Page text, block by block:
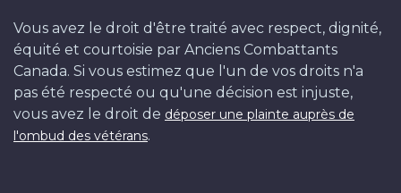
Vous avez le droit d'être traité avec respect, dignité,
équité et courtoisie par Anciens Combattants
Canada. Si vous estimez que l'un de vos droits n'a
pas été respecté ou qu'une décision est injuste,
vous avez le droit de déposer une plainte auprès de
l'ombud des vétérans.